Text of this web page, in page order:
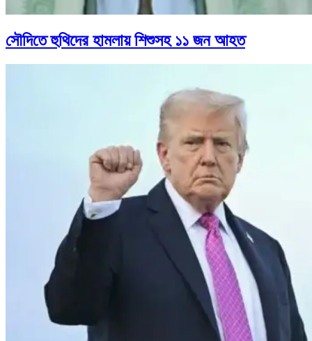
সৌদিতে হুথিদের হামলায় শিশুসহ ১১ জন আহত